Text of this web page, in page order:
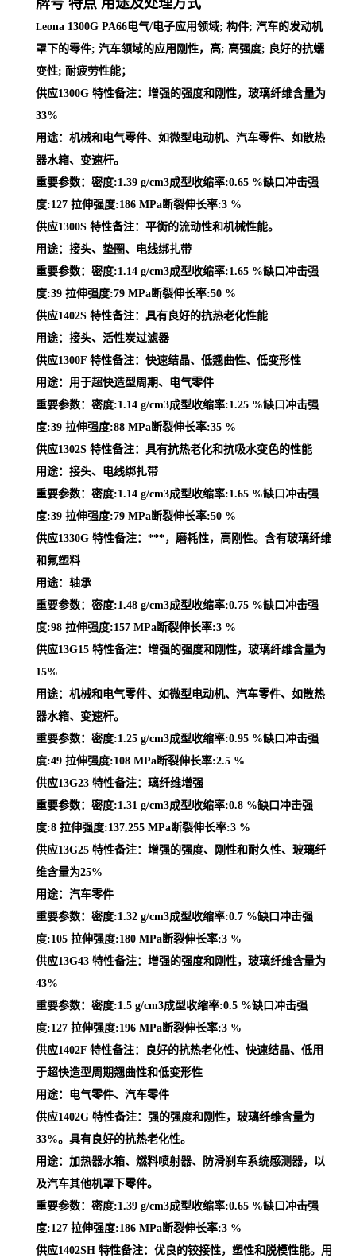
牌号 特点 用途及处理方式
Leona 1300G PA66电气/电子应用领域; 构件; 汽车的发动机
罩下的零件; 汽车领域的应用刚性，高; 高强度; 良好的抗蠕
变性; 耐疲劳性能；
供应1300G 特性备注：增强的强度和刚性，玻璃纤维含量为
33%
用途：机械和电气零件、如微型电动机、汽车零件、如散热
器水箱、变速杆。
重要参数：密度:1.39 g/cm3成型收缩率:0.65 %缺口冲击强
度:127 拉伸强度:186 MPa断裂伸长率:3 %
供应1300S 特性备注：平衡的流动性和机械性能。
用途：接头、垫圈、电线绑扎带
重要参数：密度:1.14 g/cm3成型收缩率:1.65 %缺口冲击强
度:39 拉伸强度:79 MPa断裂伸长率:50 %
供应1402S 特性备注：具有良好的抗热老化性能
用途：接头、活性炭过滤器
供应1300F 特性备注：快速结晶、低翘曲性、低变形性
用途：用于超快造型周期、电气零件
重要参数：密度:1.14 g/cm3成型收缩率:1.25 %缺口冲击强
度:39 拉伸强度:88 MPa断裂伸长率:35 %
供应1302S 特性备注：具有抗热老化和抗吸水变色的性能
用途：接头、电线绑扎带
重要参数：密度:1.14 g/cm3成型收缩率:1.65 %缺口冲击强
度:39 拉伸强度:79 MPa断裂伸长率:50 %
供应1330G 特性备注：***，磨耗性，高刚性。含有玻璃纤维
和氟塑料
用途：轴承
重要参数：密度:1.48 g/cm3成型收缩率:0.75 %缺口冲击强
度:98 拉伸强度:157 MPa断裂伸长率:3 %
供应13G15 特性备注：增强的强度和刚性，玻璃纤维含量为
15%
用途：机械和电气零件、如微型电动机、汽车零件、如散热
器水箱、变速杆。
重要参数：密度:1.25 g/cm3成型收缩率:0.95 %缺口冲击强
度:49 拉伸强度:108 MPa断裂伸长率:2.5 %
供应13G23 特性备注：璃纤维增强
重要参数：密度:1.31 g/cm3成型收缩率:0.8 %缺口冲击强
度:8 拉伸强度:137.255 MPa断裂伸长率:3 %
供应13G25 特性备注：增强的强度、刚性和耐久性、玻璃纤
维含量为25%
用途：汽车零件
重要参数：密度:1.32 g/cm3成型收缩率:0.7 %缺口冲击强
度:105 拉伸强度:180 MPa断裂伸长率:3 %
供应13G43 特性备注：增强的强度和刚性，玻璃纤维含量为
43%
重要参数：密度:1.5 g/cm3成型收缩率:0.5 %缺口冲击强
度:127 拉伸强度:196 MPa断裂伸长率:3 %
供应1402F 特性备注：良好的抗热老化性、快速结晶、低用
于超快造型周期翘曲性和低变形性
用途：电气零件、汽车零件
供应1402G 特性备注：强的强度和刚性，玻璃纤维含量为
33%。具有良好的抗热老化性。
用途：加热器水箱、燃料喷射器、防滑刹车系统感测器，以
及汽车其他机罩下零件。
重要参数：密度:1.39 g/cm3成型收缩率:0.65 %缺口冲击强
度:127 拉伸强度:186 MPa断裂伸长率:3 %
供应1402SH 特性备注：优良的铰接性，塑性和脱模性能。用